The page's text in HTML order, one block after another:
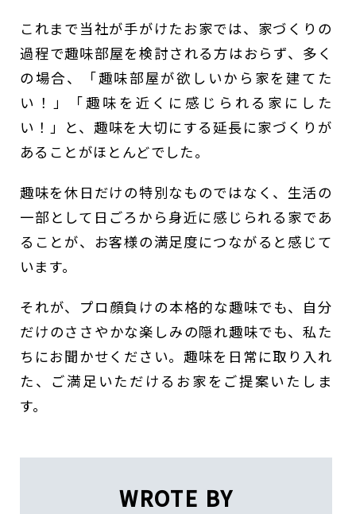
これまで当社が手がけたお家では、家づくりの
過程で趣味部屋を検討される方はおらず、多く
の場合、「趣味部屋が欲しいから家を建てた
い！」「趣味を近くに感じられる家にした
い！」と、趣味を大切にする延長に家づくりが
あることがほとんどでした。
趣味を休日だけの特別なものではなく、生活の
一部として日ごろから身近に感じられる家であ
ることが、お客様の満足度につながると感じて
います。
それが、プロ顔負けの本格的な趣味でも、自分
だけのささやかな楽しみの隠れ趣味でも、私た
ちにお聞かせください。趣味を日常に取り入れ
た、ご満足いただけるお家をご提案いたしま
す。
WROTE BY